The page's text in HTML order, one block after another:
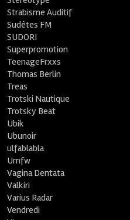
Strabisme Auditif
Sudètes FM
SUDORI
Superpromotion
TeenageFrxxs
Thomas Berlin
Treas
Trotski Nautique
Trotsky Beat
Ubik
Ubunoir
ulfablabla
Umfw
Vagina Dentata
Valkiri
Varius Radar
Vendredi